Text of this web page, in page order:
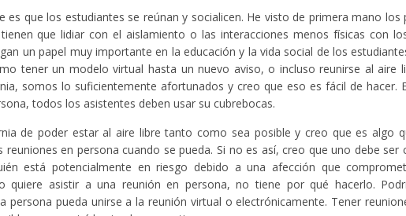
es que los estudiantes se reúnan y socialicen. He visto de primera mano los
que lidiar con el aislamiento o las interacciones menos físicas con
un papel muy importante en la educación y la vida social de los
tener un modelo virtual hasta un nuevo aviso, o incluso reunirse al aire
somos lo suficientemente afortunados y creo que eso es fácil de hacer.
todos los asistentes deben usar su cubrebocas.
de poder estar al aire libre tanto como sea posible y creo que es algo
en persona cuando se pueda. Si no es así, creo que uno debe ser
está potencialmente en riesgo debido a una afección que
quiere asistir a una reunión en persona, no tiene por qué hacerlo.
persona pueda unirse a la reunión virtual o electrónicamente. Tener